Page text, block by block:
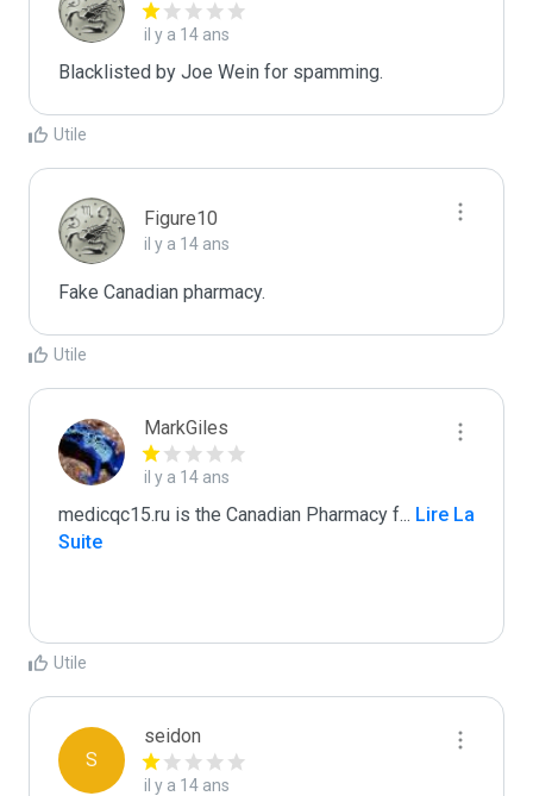
il y a 14 ans
Blacklisted by Joe Wein for spamming.
Utile
Figure10
il y a 14 ans
Fake Canadian pharmacy.
Utile
MarkGiles
il y a 14 ans
medicqc15.ru is the Canadian Pharmacy f... Lire La
Suite
Utile
S
seidon
il y a 14 ans